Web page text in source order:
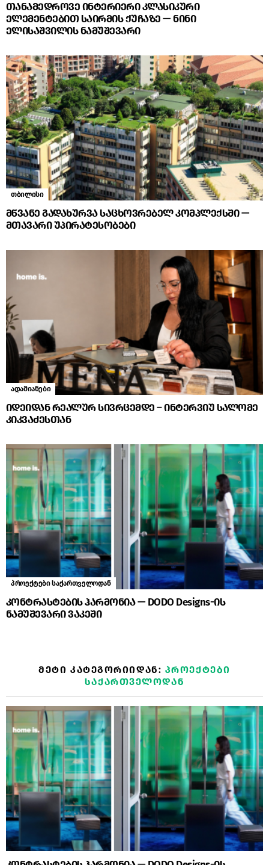
თანამედროვე ინტერიერი კლასიკური
ელემენტებით საირმის ქუჩაზე — ნინი
ელისაშვილის ნამუშევარი
თბილისი
მწვანე გადახურვა საცხოვრებელ კომპლექსში —
მთავარი უპირატესობები
ადამიანები
იდეიდან რეალურ სივრცემდე – ინტერვიუ სალომე
კიკვაძესთან
პროექტები საქართველოდან
კონტრასტების ჰარმონია — DODO Designs-ის
ნამუშევარი ვაკეში
ᲛᲔᲢᲘ ᲙᲐᲢᲔᲒᲝᲠᲘᲘᲓᲐᲜ: ᲞᲠᲝᲔᲥᲢᲔᲑᲘ
ᲡᲐᲥᲐᲠᲗᲕᲔᲚᲝᲓᲐᲜ